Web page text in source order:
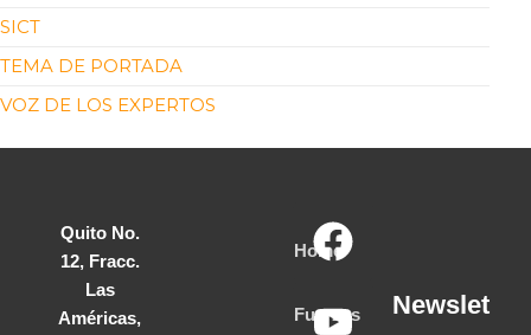
SICT
TEMA DE PORTADA
VOZ DE LOS EXPERTOS
Quito No.
12, Fracc.
Las
Américas,
Home
Fuerzas
Newslet